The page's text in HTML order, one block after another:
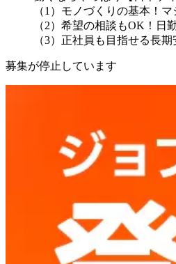
（1）モノづくりの基本！
（2）希望の相談もOK！日
（3）正社員も目指せる長
募集が停止しています